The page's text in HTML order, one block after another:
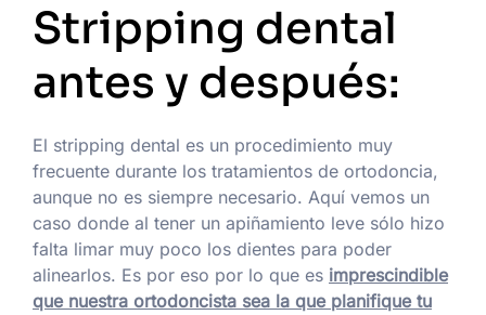
Stripping dental
antes y después:
El stripping dental es un procedimiento muy
frecuente durante los tratamientos de ortodoncia,
aunque no es siempre necesario. Aquí vemos un
caso donde al tener un apiñamiento leve sólo hizo
falta limar muy poco los dientes para poder
alinearlos. Es por eso por lo que es imprescindible
que nuestra ortodoncista sea la que planifique tu